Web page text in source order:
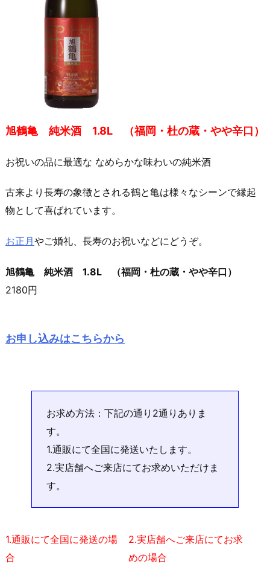
旭鶴亀 純米酒 1.8L （福岡・杜の蔵・やや辛口）
お祝いの品に最適な なめらかな味わいの純米酒
古来より長寿の象徴とされる鶴と亀は様々なシーンで縁起
物として喜ばれています。
お正月やご婚礼、長寿のお祝いなどにどうぞ。
旭鶴亀 純米酒 1.8L （福岡・杜の蔵・やや辛口）
2180円
お申し込みはこちらから
お求め方法：下記の通り2通りありま
す。
1.通販にて全国に発送いたします。
2.実店舗へご来店にてお求めいただけま
す。
1.通販にて全国に発送の場
合
2.実店舗へご来店にてお求
めの場合